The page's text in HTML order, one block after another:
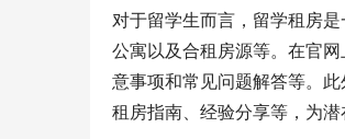
对于留学生而言，留学租房
公寓以及合租房源等。在官
意事项和常见问题解答等。
租房指南、经验分享等，为潜